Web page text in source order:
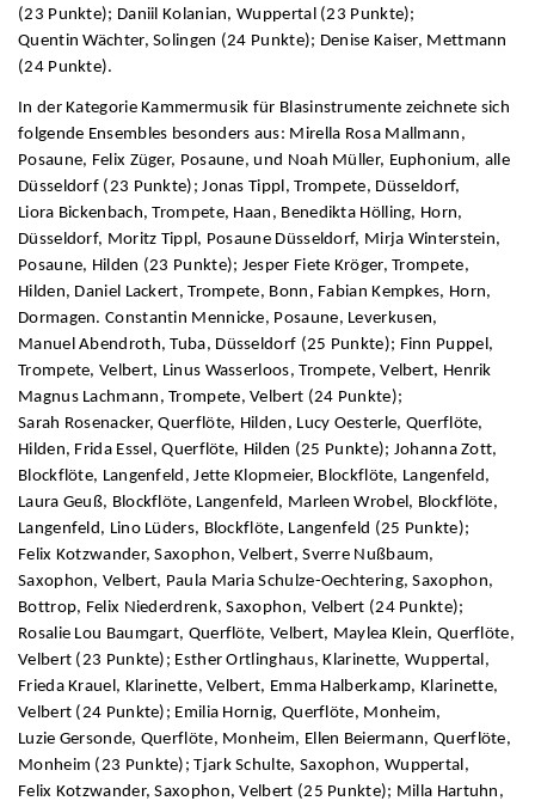
(23 Punkte); Daniil Kolanian, Wuppertal (23 Punkte);
Quentin Wächter, Solingen (24 Punkte); Denise Kaiser, Mettmann
(24 Punkte).
In der Kategorie Kammermusik für Blasinstrumente zeichnete sich
folgende Ensembles besonders aus: Mirella Rosa Mallmann,
Posaune, Felix Züger, Posaune, und Noah Müller, Euphonium, alle
Düsseldorf (23 Punkte); Jonas Tippl, Trompete, Düsseldorf,
Liora Bickenbach, Trompete, Haan, Benedikta Hölling, Horn,
Düsseldorf, Moritz Tippl, Posaune Düsseldorf, Mirja Winterstein,
Posaune, Hilden (23 Punkte); Jesper Fiete Kröger, Trompete,
Hilden, Daniel Lackert, Trompete, Bonn, Fabian Kempkes, Horn,
Dormagen. Constantin Mennicke, Posaune, Leverkusen,
Manuel Abendroth, Tuba, Düsseldorf (25 Punkte); Finn Puppel,
Trompete, Velbert, Linus Wasserloos, Trompete, Velbert, Henrik
Magnus Lachmann, Trompete, Velbert (24 Punkte);
Sarah Rosenacker, Querflöte, Hilden, Lucy Oesterle, Querflöte,
Hilden, Frida Essel, Querflöte, Hilden (25 Punkte); Johanna Zott,
Blockflöte, Langenfeld, Jette Klopmeier, Blockflöte, Langenfeld,
Laura Geuß, Blockflöte, Langenfeld, Marleen Wrobel, Blockflöte,
Langenfeld, Lino Lüders, Blockflöte, Langenfeld (25 Punkte);
Felix Kotzwander, Saxophon, Velbert, Sverre Nußbaum,
Saxophon, Velbert, Paula Maria Schulze-Oechtering, Saxophon,
Bottrop, Felix Niederdrenk, Saxophon, Velbert (24 Punkte);
Rosalie Lou Baumgart, Querflöte, Velbert, Maylea Klein, Querflöte,
Velbert (23 Punkte); Esther Ortlinghaus, Klarinette, Wuppertal,
Frieda Krauel, Klarinette, Velbert, Emma Halberkamp, Klarinette,
Velbert (24 Punkte); Emilia Hornig, Querflöte, Monheim,
Luzie Gersonde, Querflöte, Monheim, Ellen Beiermann, Querflöte,
Monheim (23 Punkte); Tjark Schulte, Saxophon, Wuppertal,
Felix Kotzwander, Saxophon, Velbert (25 Punkte); Milla Hartuhn,